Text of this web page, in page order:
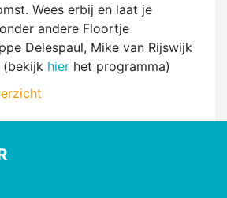
Wees erbij en laat je
andere Floortje
Delespaul, Mike van Rijswijk
(bekijk hier het programma)